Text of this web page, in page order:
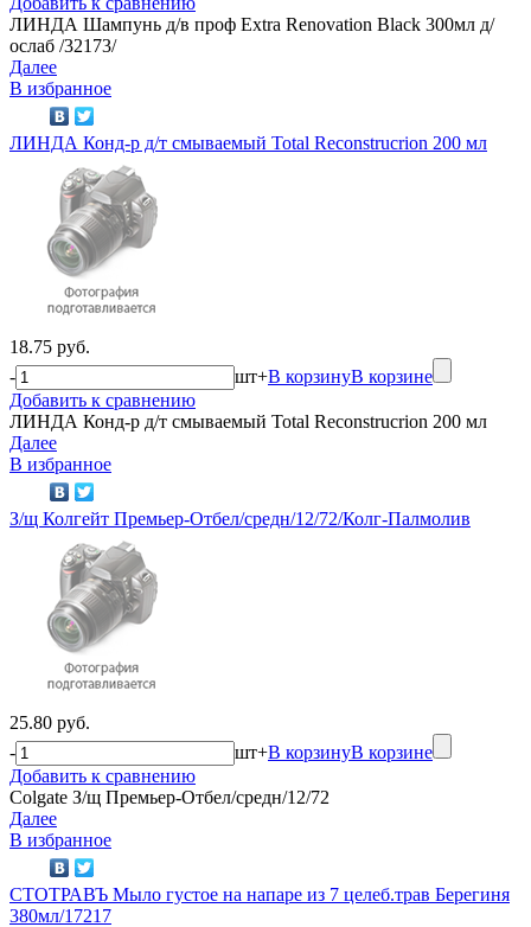
ЛИНДА Шампунь д/в проф Extra Renovation Black 300мл д/
ослаб /32173/
Далее
В избранное
ЛИНДА Конд-р д/т смываемый Total Reconstrucrion 200 мл
18.75 руб.
-
шт+В корзинуВ корзине
Добавить к сравнению
ЛИНДА Конд-р д/т смываемый Total Reconstrucrion 200 мл
Далее
В избранное
З/щ Колгейт Премьер-Отбел/средн/12/72/Колг-Палмолив
25.80 руб.
-
шт+В корзинуВ корзине
Добавить к сравнению
Colgate З/щ Премьер-Отбел/средн/12/72
Далее
В избранное
СТОТРАВЪ Мыло густое на напаре из 7 целеб.трав Берегиня
380мл/17217